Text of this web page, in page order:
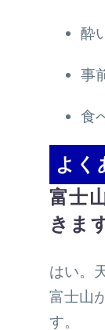
酔
事
食
よく
富士
きま
はい。
富士山
す。